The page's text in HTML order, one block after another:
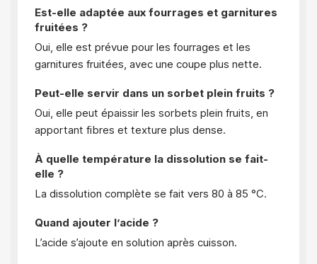
Est-elle adaptée aux fourrages et garnitures
fruitées ?
Oui, elle est prévue pour les fourrages et les
garnitures fruitées, avec une coupe plus nette.
Peut-elle servir dans un sorbet plein fruits ?
Oui, elle peut épaissir les sorbets plein fruits, en
apportant fibres et texture plus dense.
À quelle température la dissolution se fait-
elle ?
La dissolution complète se fait vers 80 à 85 °C.
Quand ajouter l’acide ?
L’acide s’ajoute en solution après cuisson.